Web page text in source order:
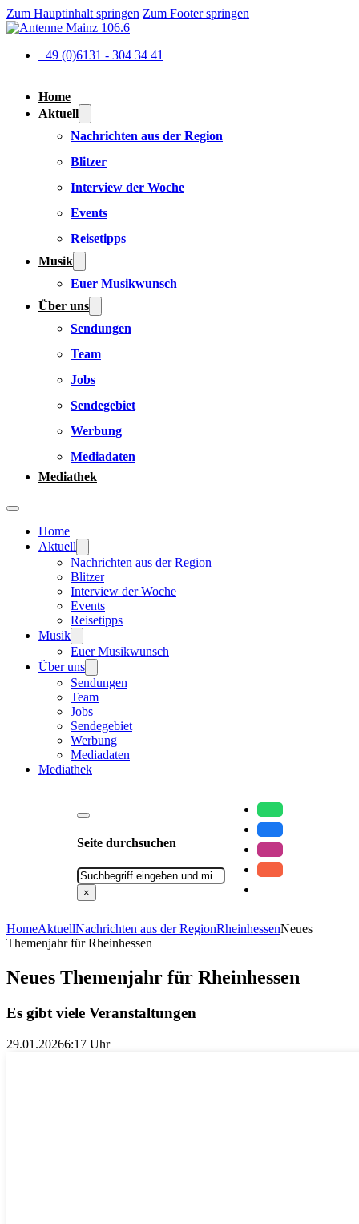
Zum Hauptinhalt springen Zum Footer springen
+49 (0)6131 - 304 34 41
Home
Aktuell
Nachrichten aus der Region
Blitzer
Interview der Woche
Events
Reisetipps
Musik
Euer Musikwunsch
Über uns
Sendungen
Team
Jobs
Sendegebiet
Werbung
Mediadaten
Mediathek
Home
Aktuell
Nachrichten aus der Region
Blitzer
Interview der Woche
Events
Reisetipps
Musik
Euer Musikwunsch
Über uns
Sendungen
Team
Jobs
Sendegebiet
Werbung
Mediadaten
Mediathek
Seite durchsuchen
Suchen
×
HomeAktuellNachrichten aus der RegionRheinhessenNeues
Themenjahr für Rheinhessen
Neues Themenjahr für Rheinhessen
Es gibt viele Veranstaltungen
29.01.20266:17 Uhr